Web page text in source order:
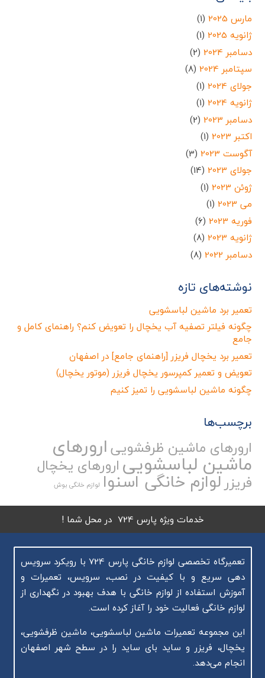
مارس 2025
(1)
ژانویه 2025
(1)
دسامبر 2024
(2)
سپتامبر 2024
(8)
جولای 2024
(1)
ژانویه 2024
(1)
دسامبر 2023
(2)
اکتبر 2023
(1)
آگوست 2023
(3)
جولای 2023
(14)
ژوئن 2023
(1)
می 2023
(1)
فوریه 2023
(6)
ژانویه 2023
(8)
دسامبر 2022
(8)
نوشته‌های تازه
تعمیر برد ماشین لباسشویی
چگونه فیلتر تصفیه آب یخچال را تعویض کنم؟ راهنمای کامل و
جامع
تعمیر برد یخچال فریزر [راهنمای جامع] در اصفهان
تعویض و تعمیر کمپرسور یخچال فریزر (موتور یخچال)
چگونه ماشین لباسشویی را تمیز کنیم
برچسب‌ها
ارورهای ماشین ظرفشوییارورهای
ماشین لباسشوییارورهای یخچال
فریزر لوازم خانگی اسنوا لوازم خانگی بوش
خدمات ویژه پارس 724 در محل شما !
تعمیرگاه تخصصی لوازم خانگی پارس 724 با رویکرد سرویس
دهی سریع و با کیفیت در نصب، سرویس، تعمیرات و
آموزش استفاده از لوازم خانگی با هدف بهبود در نگهداری از
لوازم خانگی فعالیت خود را آغاز کرده است.
این مجموعه تعمیرات ماشین لباسشویی، ماشین ظرفشویی،
یخچال، فریزر و ساید بای ساید را در سطح شهر اصفهان
انجام می‌دهد.